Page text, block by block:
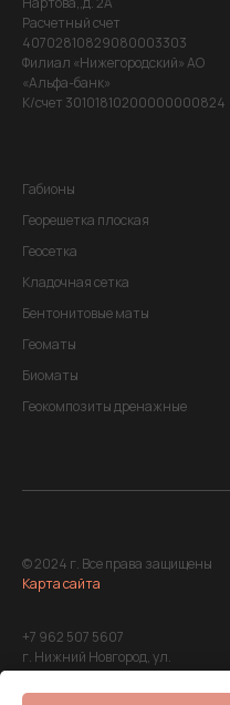
Расчетный счет
40702810829080003303
Филиал «Нижегородский» АО
«Альфа-банк»
К/счет 30101810200000000824
Габионы
Георешетка плоская
Геосетка
Кладочная сетка
Бентонитовые маты
Геоматы
Биоматы
Геокомпозиты дренажные
© 2024 г. Все права защищены
Карта сайта
+7 962 507 5607
г. Нижний Новгород, ул.
Максима Горького, д. 220